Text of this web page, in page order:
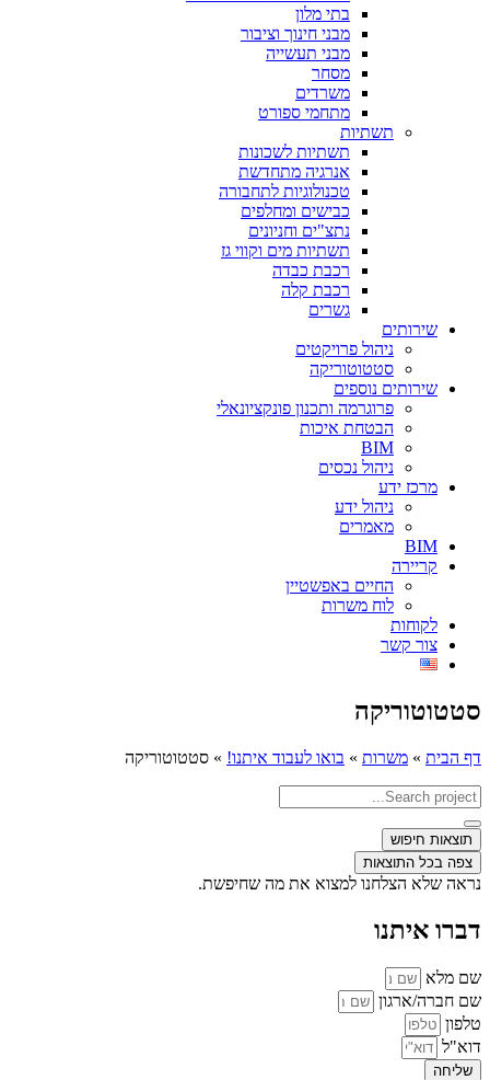
בתי מלון
מבני חינוך וציבור
מבני תעשייה
מסחר
משרדים
מתחמי ספורט
תשתיות
תשתיות לשכונות
אנרגיה מתחדשת
טכנולוגיות לתחבורה
כבישים ומחלפים
נתצ"ים וחניונים
תשתיות מים וקווי גז
רכבת כבדה
רכבת קלה
גשרים
שירותים
ניהול פרויקטים
סטטוטוריקה
שירותים נוספים
פרוגרמה ותכנון פונקציונאלי
הבטחת איכות
BIM
ניהול נכסים
מרכז ידע
ניהול ידע
מאמרים
BIM
קריירה
החיים באפשטיין
לוח משרות
לקוחות
צור קשר
סטטוטוריקה
דף הבית » משרות » בואו לעבוד איתנו! » סטטוטוריקה
Search
...
תוצאות חיפוש
צפה בכל התוצאות
נראה שלא הצלחנו למצוא את מה שחיפשת.
דברו איתנו
שם מלא
שם חברה/ארגון
טלפון
דוא"ל
שליחה